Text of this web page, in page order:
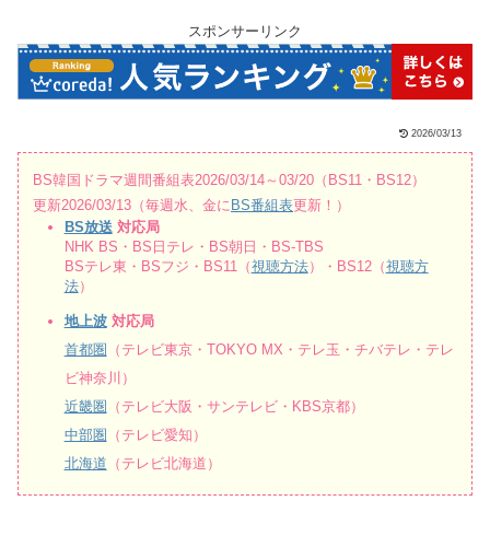
スポンサーリンク
2026/03/13
BS韓国ドラマ週間番組表2026/03/14～03/20（BS11・BS12）
更新2026/03/13（毎週水、金に BS番組表更新！）
BS放送 対応局
NHK BS・BS日テレ・BS朝日・BS-TBS
BSテレ東・BSフジ・BS11（視聴方法）・BS12（視聴方
法）
地上波対応局
首都圏 （テレビ東京・TOKYO MX・テレ玉・チバテレ・テレ
ビ神奈川）
近畿圏 （テレビ大阪・サンテレビ・KBS京都）
中部圏 （テレビ愛知）
北海道 （テレビ北海道）